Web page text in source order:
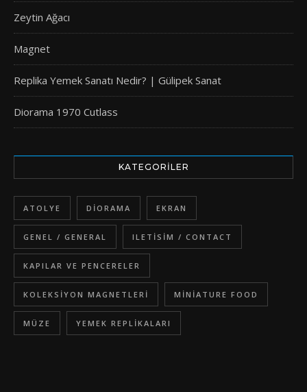
Zeytin Ağacı
Magnet
Replika Yemek Sanatı Nedir? | Gülipek Sanat
Diorama 1970 Cutlass
KATEGORILER
ATOLYE DIORAMA EKRAN
GENEL / GENERAL ILETISIM / CONTACT
KAPILAR VE PENCERELER
KOLEKSIYON MAGNETLERI MINIATURE FOOD
MÜZE YEMEK REPLIKALARI